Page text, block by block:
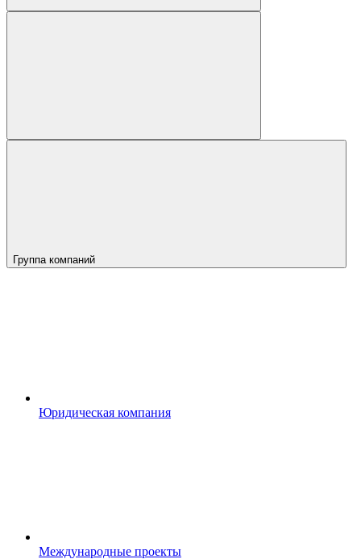
Группа компаний
Юридическая компания
Международные проекты